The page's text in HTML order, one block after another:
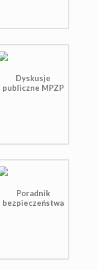
Dyskusje
publiczne MPZP
Poradnik
bezpieczeństwa